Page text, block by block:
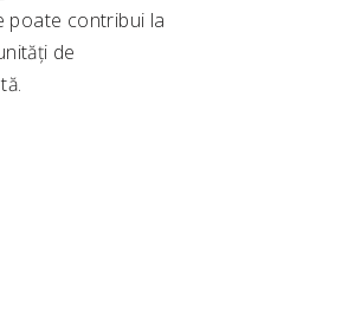
poate contribui la
de